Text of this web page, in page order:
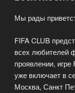
Мы рады
FIFA CLUB
всех любителей
проявлении,
уже включает в
Москва, Санкт